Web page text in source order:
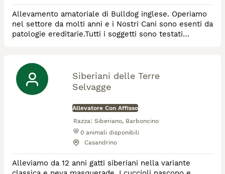
Allevamento amatoriale di Bulldog inglese. Operiamo
nel settore da molti anni e i Nostri Cani sono esenti da
patologie ereditarie.Tutti i soggetti sono testati
Siberiani delle Terre
Selvagge
Allevatore Con Affisso
Razza: Siberiano, Barboncino
0 animali disponibili
Casandrino
Alleviamo da 12 anni gatti siberiani nella variante